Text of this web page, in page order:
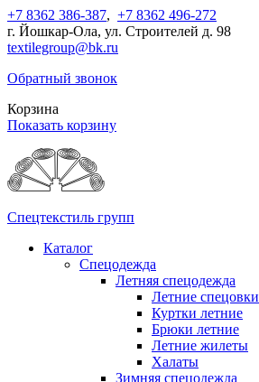
+7 8362 386-387, +7 8362 496-272
г. Йошкар-Ола, ул. Строителей д. 98
textilegroup@bk.ru
Обратный звонок
Корзина
Показать корзину
Спецтекстиль групп
Каталог
Спецодежда
Летняя спецодежда
Летние спецовки
Куртки летние
Брюки летние
Летние жилеты
Халаты
Зимняя спецодежда